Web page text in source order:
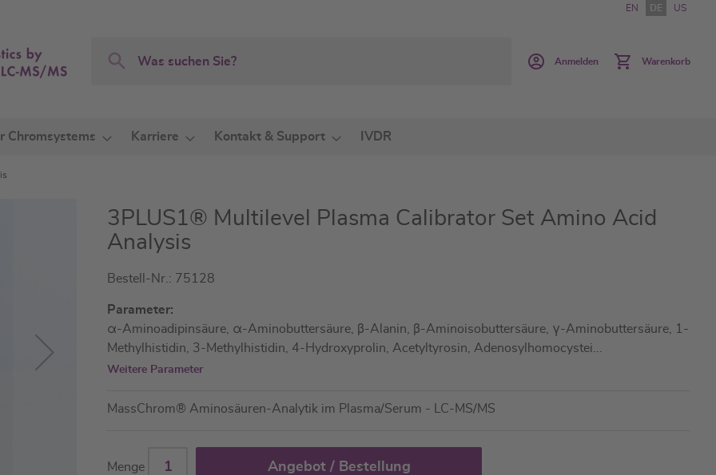
EN DE US
Search
Anmelden Warenkorb
Chromsystems Karriere Kontakt & Support IVDR
3PLUS1® Multilevel Plasma Calibrator Set Amino Acid
Analysis
Bestell-Nr.: 75128
Parameter:
α-Aminoadipinsäure, α-Aminobuttersäure, β-Alanin, β-Aminoisobuttersäure, γ-Aminobuttersäure, 1-
Methylhistidin, 3-Methylhistidin, 4-Hydroxyprolin, Acetyltyrosin, Adenosylhomocystei
Weitere Parameter
MassChrom® Aminosäuren-Analytik im Plasma/Serum - LC-MS/MS
Menge Angebot / Bestellung